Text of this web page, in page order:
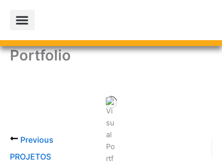
conteúdo
Portfolio
Previous
PROJETOS